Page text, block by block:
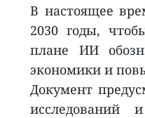
В настоящее
2030 годы,
плане ИИ
экономики и
Документ
исследований